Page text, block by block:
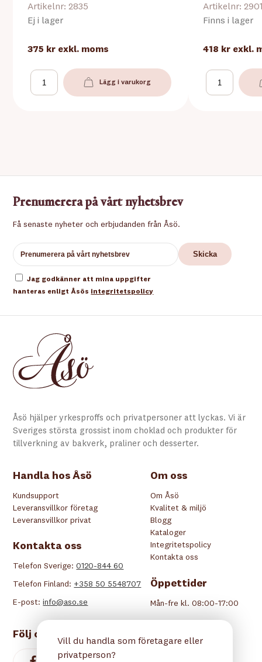
Artikelnr: 2835
Ej i lager
375 kr exkl. moms
Lägg i varukorg
Artikelnr:
Finns i lager
418 kr exkl.
Prenumerera på vårt nyhetsbrev
Få senaste nyheter och erbjudanden från Åsö.
Jag godkänner att mina uppgifter
hanteras enligt Åsös integritetspolicy
Åsö hjälper yrkesproffs och privatpersoner att lyckas. Vi är
Sveriges största grossist inom choklad och produkter för
tillverkning av bakverk, praliner och desserter.
Om oss
Om Åsö
Kvalitet & miljö
Blogg
Kataloger
Integritetspolicy
Kontakta oss
Öppettider
Mån-fre kl. 08:00-17:00
Handla hos Åsö
Kundsupport
Leveransvillkor företag
Leveransvillkor privat
Kontakta oss
Telefon Sverige:0120-844 60
Telefon Finland: +358 50 5548707
E-post:info@aso.se
Följ oss
Vill du handla som företagare eller
privatperson?